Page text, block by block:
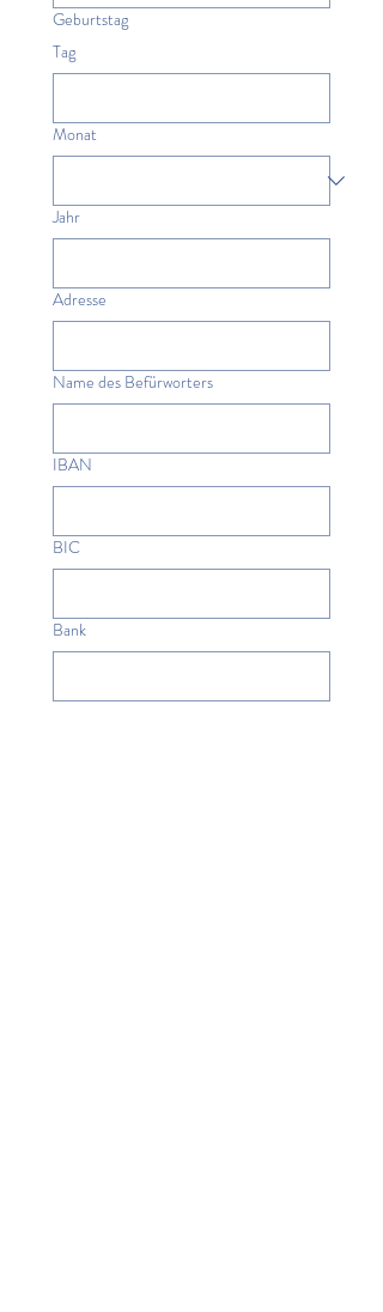
Geburtstag
Tag
Monat
Jahr
Adresse
Name des Befürworters
IBAN
BIC
Bank